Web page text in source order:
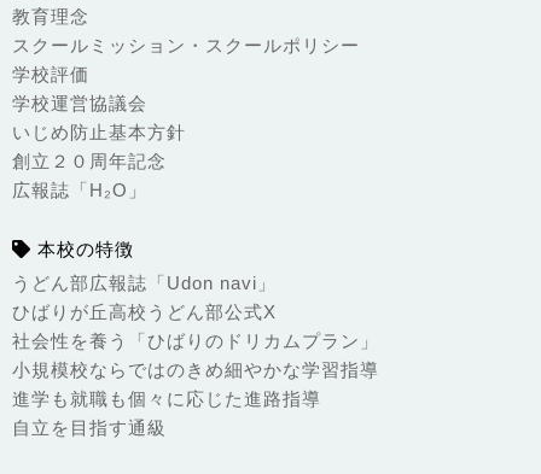
教育理念
スクールミッション・スクールポリシー
学校評価
学校運営協議会
いじめ防止基本方針
創立２０周年記念
広報誌「H₂O」
本校の特徴
うどん部広報誌「Udon navi」
ひばりが丘高校うどん部公式X
社会性を養う「ひばりのドリカムプラン」
小規模校ならではのきめ細やかな学習指導
進学も就職も個々に応じた進路指導
自立を目指す通級